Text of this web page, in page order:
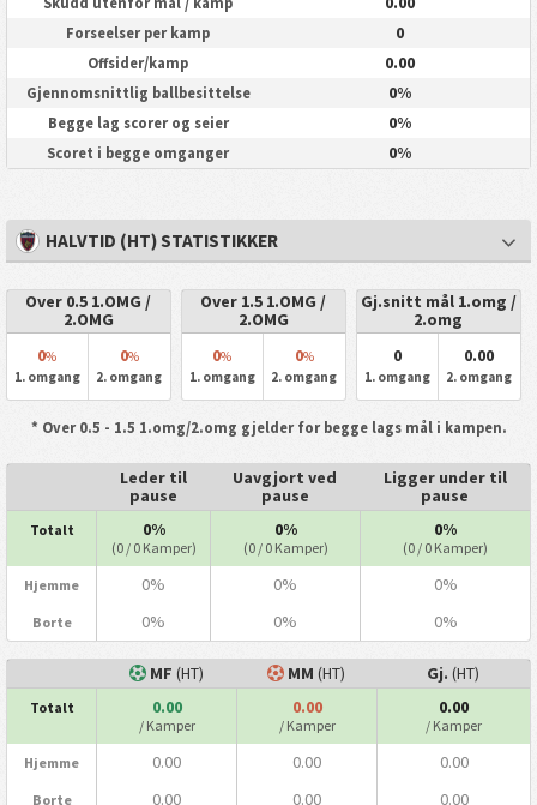
Forseelser per kamp 0
Offsider/kamp 0.00
Gjennomsnittlig ballbesittelse 0%
Begge lag scorer og seier 0%
Scoret i begge omganger 0%
HALVTID (HT) STATISTIKKER
Over 0.5 1.OMG /
2.OMG
0%
1. omgang
0%
2. omgang
Over 1.5 1.OMG /
2.OMG
0%
1. omgang
0%
2. omgang
Gj.snitt mål 1.omg /
2.omg
0
1. omgang
0.00
2. omgang
* Over 0.5 - 1.5 1.omg/2.omg gjelder for begge lags mål i kampen.
Leder til
pause
Uavgjort ved
pause
Ligger under til
pause
Totalt 0%
(0 / 0 Kamper)
0%
(0 / 0 Kamper)
0%
(0 / 0 Kamper)
Hjemme 0% 0% 0%
Borte 0% 0% 0%
MF (HT) MM (HT) Gj. (HT)
Totalt 0.00
/ Kamper
0.00
/ Kamper
0.00
/ Kamper
Hjemme 0.00 0.00 0.00
Borte 0.00 0.00 0.00